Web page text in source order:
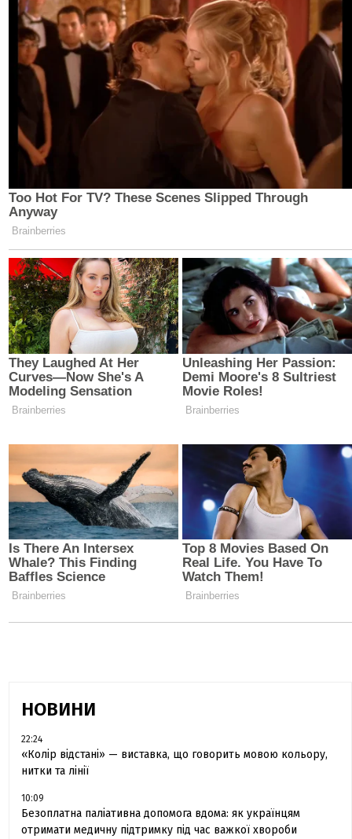
НОВИНИ
22:24
«Колір відстані» — виставка, що говорить мовою кольору,
нитки та лінії
10:09
Безоплатна паліативна допомога вдома: як українцям
отримати медичну підтримку під час важкої хвороби